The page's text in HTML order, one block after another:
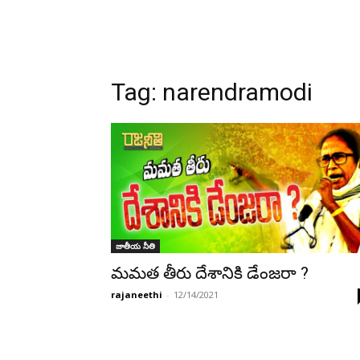
Tag: narendramodi
జాతీయ నీతి
మమత తీరు దేశానికి డేంజరా ?
rajaneethi - 12/14/2021